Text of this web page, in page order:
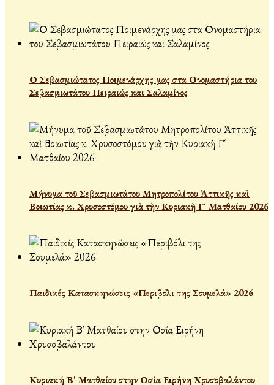
Ο Σεβασμιώτατος Ποιμενάρχης μας στα Ονομαστήρια του
Σεβασμιωτάτου Πειραιώς και Σαλαμίνος
Μήνυμα τοῦ Σεβασμιωτάτου Μητροπολίτου Ἀττικῆς καὶ
Βοιωτίας κ. Χρυσοστόμου γιὰ τὴν Κυριακὴ Γ´ Ματθαίου 2026
Παιδικές Κατασκηνώσεις «Περιβόλι της Σουμελά» 2026
Κυριακή Β' Ματθαίου στην Οσία Ειρήνη Χρυσοβαλάντου